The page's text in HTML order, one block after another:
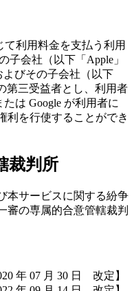
て利用料金を支払う利用
子会社（以下「Apple」
よびその子会社（以下
第三受益者とし、利用者
は Google が利用者に
利を行使することができ
裁判所
本サービスに関する紛争
審の専属的合意管轄裁判
年 07 月 30 日 改定】